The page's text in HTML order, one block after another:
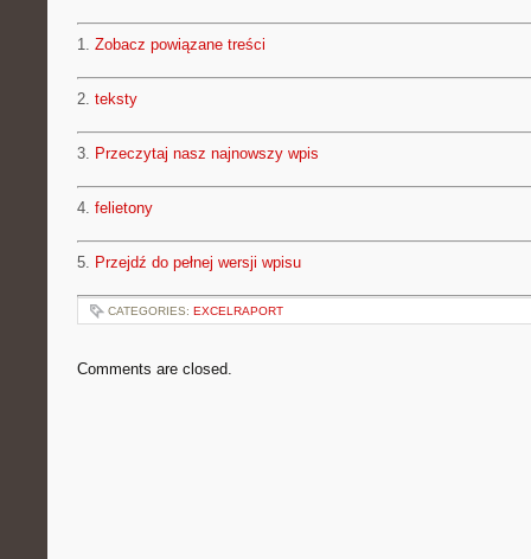
1. Zobacz powiązane treści
2. teksty
3. Przeczytaj nasz najnowszy wpis
4. felietony
5. Przejdź do pełnej wersji wpisu
CATEGORIES: EXCELRAPORT
Comments are closed.